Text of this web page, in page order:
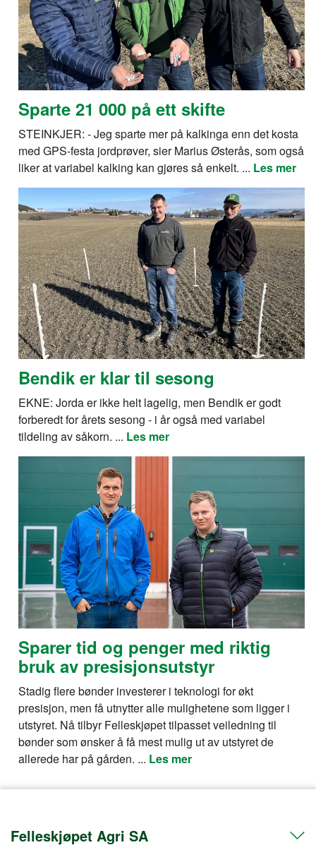
Sparte 21 000 på ett skifte
STEINKJER: - Jeg sparte mer på kalkinga enn det kosta
med GPS-festa jordprøver, sier Marius Østerås, som også
liker at variabel kalking kan gjøres så enkelt. ... Les mer
Bendik er klar til sesong
EKNE: Jorda er ikke helt lagelig, men Bendik er godt
forberedt for årets sesong - i år også med variabel
tildeling av såkorn. ... Les mer
Sparer tid og penger med riktig
bruk av presisjonsutstyr
Stadig flere bønder investerer i teknologi for økt
presisjon, men få utnytter alle mulighetene som ligger i
utstyret. Nå tilbyr Felleskjøpet tilpasset veiledning til
bønder som ønsker å få mest mulig ut av utstyret de
allerede har på gården. ... Les mer
Felleskjøpet Agri SA